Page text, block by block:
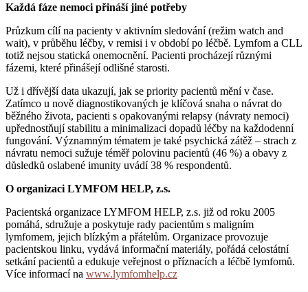
Každá fáze nemoci přináší jiné potřeby
Průzkum cílí na pacienty v aktivním sledování (režim watch and
wait), v průběhu léčby, v remisi i v období po léčbě. Lymfom a CLL
totiž nejsou statická onemocnění. Pacienti procházejí různými
fázemi, které přinášejí odlišné starosti.
Už i dřívější data ukazují, jak se priority pacientů mění v čase.
Zatímco u nově diagnostikovaných je klíčová snaha o návrat do
běžného života, pacienti s opakovanými relapsy (návraty nemoci)
upřednostňují stabilitu a minimalizaci dopadů léčby na každodenní
fungování. Významným tématem je také psychická zátěž – strach z
návratu nemoci sužuje téměř polovinu pacientů (46 %) a obavy z
důsledků oslabené imunity uvádí 38 % respondentů.
O organizaci LYMFOM HELP, z.s.
Pacientská organizace LYMFOM HELP, z.s. již od roku 2005
pomáhá, sdružuje a poskytuje rady pacientům s maligním
lymfomem, jejich blízkým a přátelům. Organizace provozuje
pacientskou linku, vydává informační materiály, pořádá celostátní
setkání pacientů a edukuje veřejnost o příznacích a léčbě lymfomů.
Více informací na www.lymfomhelp.cz